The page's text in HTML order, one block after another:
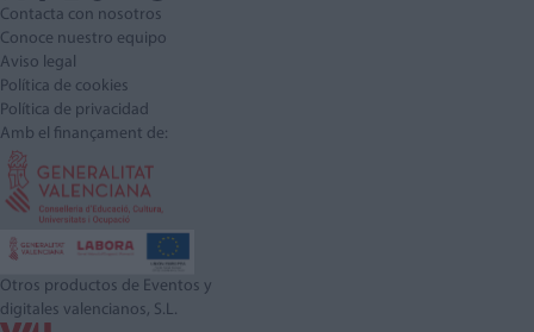
Contacta con nosotros
Conoce nuestro equipo
Aviso legal
Política de cookies
Política de privacidad
Amb el finançament de:
Otros productos de Eventos y
digitales valencianos, S.L.